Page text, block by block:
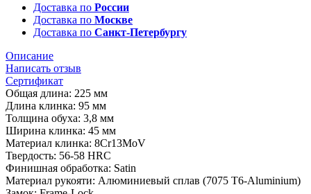
Доставка по России
Доставка по Москве
Доставка по Санкт-Петербургу
Описание
Написать отзыв
Сертификат
Общая длина: 225 мм
Длина клинка: 95 мм
Толщина обуха: 3,8 мм
Ширина клинка: 45 мм
Материал клинка: 8Cr13MoV
Твердость: 56-58 HRC
Финишная обработка: Satin
Материал рукояти: Алюминиевый сплав (7075 T6-Aluminium)